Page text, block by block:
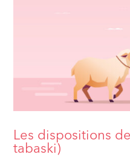
Les dispositions
tabaski)